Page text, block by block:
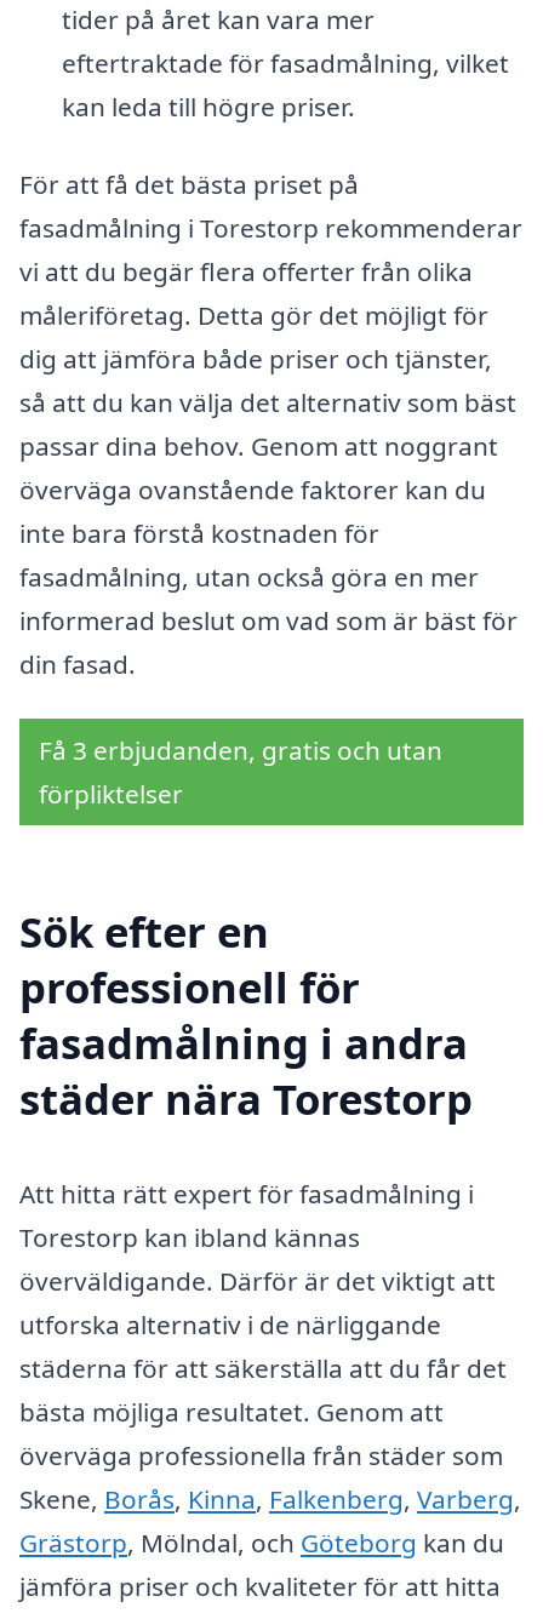
tider på året kan vara mer
eftertraktade för fasadmålning, vilket
kan leda till högre priser.
För att få det bästa priset på
fasadmålning i Torestorp rekommenderar
vi att du begär flera offerter från olika
måleriföretag. Detta gör det möjligt för
dig att jämföra både priser och tjänster,
så att du kan välja det alternativ som bäst
passar dina behov. Genom att noggrant
överväga ovanstående faktorer kan du
inte bara förstå kostnaden för
fasadmålning, utan också göra en mer
informerad beslut om vad som är bäst för
din fasad.
Få 3 erbjudanden, gratis och utan
förpliktelser
Sök efter en
professionell för
fasadmålning i andra
städer nära Torestorp
Att hitta rätt expert för fasadmålning i
Torestorp kan ibland kännas
överväldigande. Därför är det viktigt att
utforska alternativ i de närliggande
städerna för att säkerställa att du får det
bästa möjliga resultatet. Genom att
överväga professionella från städer som
Skene, Borås, Kinna, Falkenberg, Varberg,
Grästorp, Mölndal, och Göteborg kan du
jämföra priser och kvaliteter för att hitta